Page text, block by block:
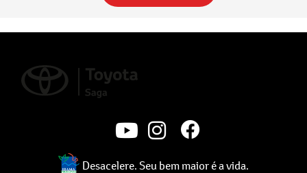
Desacelere. Seu bem maior é a vida.